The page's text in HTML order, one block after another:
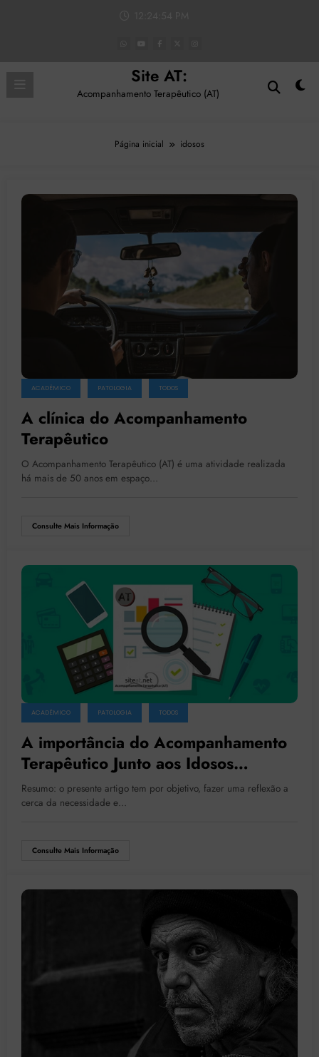
Site AT:
Acompanhamento Terapêutico (AT)
Página inicial idosos
ACADÊMICO PATOLOGIA TODOS
A clínica do Acompanhamento
Terapêutico
O Acompanhamento Terapêutico (AT) é uma atividade realizada
há mais de 50 anos em espaço…
Consulte Mais Informação
ACADÊMICO PATOLOGIA TODOS
A importância do Acompanhamento
Terapêutico Junto aos Idosos
Institucionalizados
Resumo: o presente artigo tem por objetivo, fazer uma reflexão a
cerca da necessidade e…
Consulte Mais Informação